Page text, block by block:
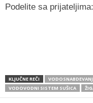
Podelite sa prijateljima:
KLJUČNE REČI
VODOVODNI SISTEM SUŠICA